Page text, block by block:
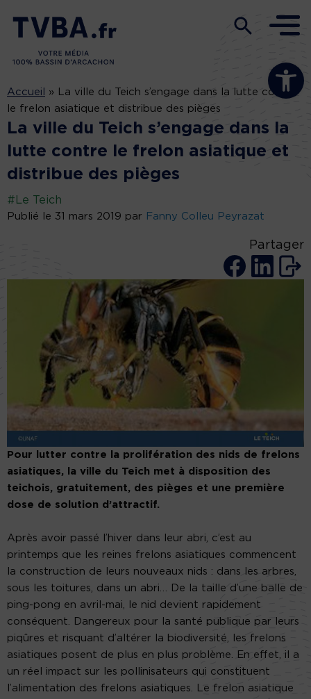
Ouvrir la
Accueil »
La ville du Teich s’engage dans la lutte contre
le frelon asiatique et distribue des pièges
La ville du Teich s’engage dans la
lutte contre le frelon asiatique et
distribue des pièges
#Le Teich
Publié le 31 mars 2019 par Fanny Colleu Peyrazat
Partager
Pour lutter contre la prolifération des nids de frelons
asiatiques, la ville du Teich met à disposition des
teichois, gratuitement, des pièges et une première
dose de solution d’attractif.
Après avoir passé l’hiver dans leur abri, c’est au
printemps que les reines frelons asiatiques commencent
la construction de leurs nouveaux nids : dans les arbres,
sous les toitures, dans un abri… De la taille d’une balle de
ping-pong en avril-mai, le nid devient rapidement
conséquent. Dangereux pour la santé publique par leurs
piqûres et risquant d’altérer la biodiversité, les frelons
asiatiques posent de plus en plus problème. En effet, il a
un réel impact sur les pollinisateurs qui constituent
l’alimentation des frelons asiatiques. Le frelon asiatique